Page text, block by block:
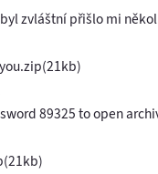
zvláštní přišlo mi
89325 to open